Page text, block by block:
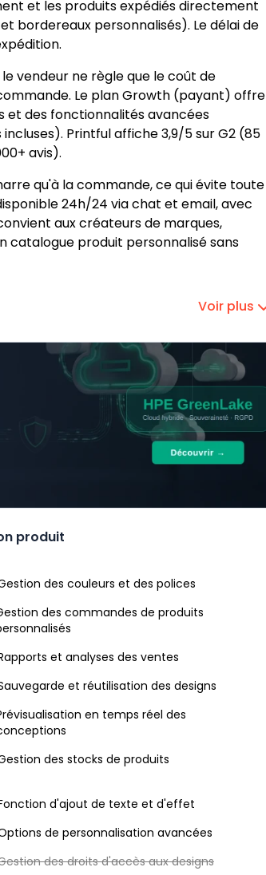
et les produits expédiés directement
bordereaux personnalisés). Le délai de
vendeur ne règle que le coût de
Le plan Growth (payant) offre
et des fonctionnalités avancées
Printful affiche 3,9/5 sur G2 (85
avis).
qu'à la commande, ce qui évite toute
24h/24 via chat et email, avec
aux créateurs de marques,
produit personnalisé sans
Voir plus
produit
des couleurs et des polices
des commandes de produits
et analyses des ventes
et réutilisation des designs
en temps réel des
des stocks de produits
d'ajout de texte et d'effet
de personnalisation avancées
des droits d'accès aux designs